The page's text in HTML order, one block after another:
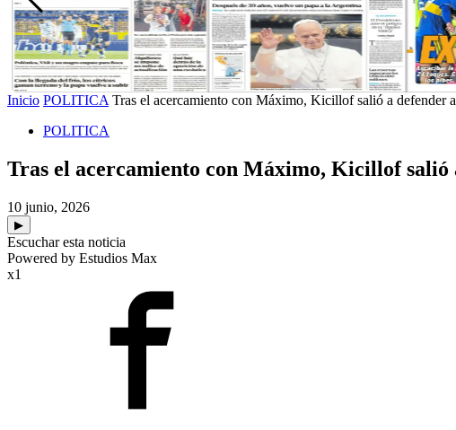
Inicio POLITICA Tras el acercamiento con Máximo, Kicillof salió a defender
POLITICA
Tras el acercamiento con Máximo, Kicillof salió
10 junio, 2026
▶
Escuchar esta noticia
Powered by Estudios Max
x1